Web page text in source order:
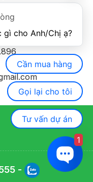
số 352 Giải
-
Cần mua hàng
Gọi lại cho tôi
Tư vấn dự án
1